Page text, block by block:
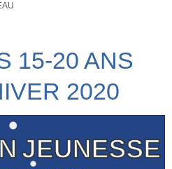
15-20 ANS
2020